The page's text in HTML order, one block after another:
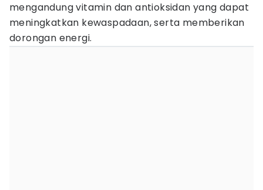
mengandung vitamin dan antioksidan yang dapat
meningkatkan kewaspadaan, serta memberikan
dorongan energi.